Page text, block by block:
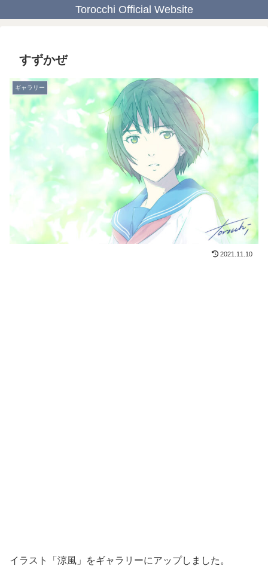
Torocchi Official Website
すずかぜ
ギャラリー
2021.11.10
イラスト「涼風」をギャラリーにアップしました。